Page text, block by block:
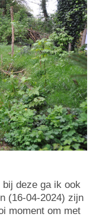
deze ga ik ook
(16-04-2024) zijn
moment om met